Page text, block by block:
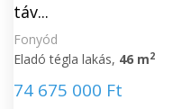
táv...
Fonyód
Eladó tégla lakás, 46 m2
74 675 000 Ft